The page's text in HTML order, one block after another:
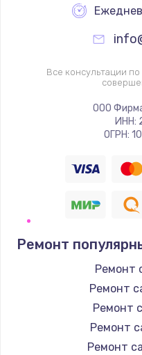
Все консультации
ООО
ИНН:
ОГРН:
Ремонт
Ремонт
Ремонт
Ремонт
Ремонт
Ремонт